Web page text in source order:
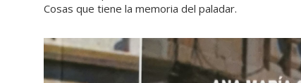
Cosas que tiene la memoria del paladar.